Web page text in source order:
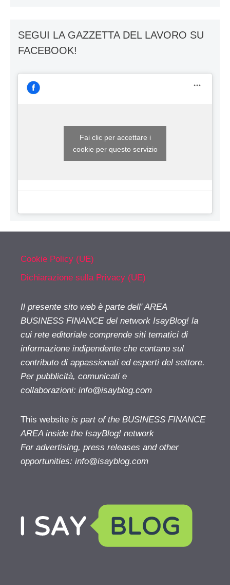
SEGUI LA GAZZETTA DEL LAVORO SU
FACEBOOK!
Fai clic per accettare i
cookie per questo servizio
Cookie Policy (UE)
Dichiarazione sulla Privacy (UE)
Il presente sito web è parte dell' AREA
BUSINESS FINANCE del network IsayBlog! la
cui rete editoriale comprende siti tematici di
informazione indipendente che contano sul
contributo di appassionati ed esperti del settore.
Per pubblicità, comunicati e
collaborazioni: info@isayblog.com
This website is part of the BUSINESS FINANCE
AREA inside the IsayBlog! network
For advertising, press releases and other
opportunities: info@isayblog.com